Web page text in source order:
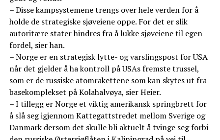
– Disse kampsystemene trengs over hele verden for å
holde de strategiske sjøveiene oppe. For det er slik
autoritære stater hindres fra å lukke sjøveiene til egen
fordel, sier han.
– Norge er en strategisk lytte- og varslingspost for USA
når det gjelder å ha kontroll på USAs fremste trussel,
som er de russiske atomrakettene som kan skytes ut fra
basekomplekset på Kolahalvøya, sier Heier.
– I tillegg er Norge et viktig amerikansk springbrett for
å slå seg igjennom Kattegattstredet mellom Sverige og
Danmark dersom det skulle bli aktuelt å tvinge seg forbi